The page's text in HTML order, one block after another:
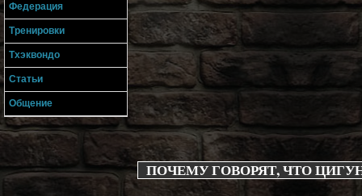
ПОЧЕМУ ГОВОРЯТ, ЧТО
Федерация
Тренировки
Тхэквондо
Статьи
Общение